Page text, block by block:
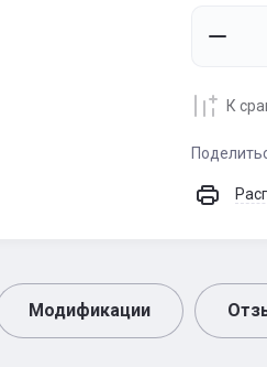
К
Модификации